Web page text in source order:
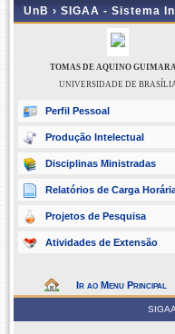
UnB › SIGAA - Sistema
TOMAS DE AQUINO
UNIVERSIDADE DE
Perfil Pessoal
Produção Intelectual
Disciplinas Ministradas
Relatórios de Carga
Projetos de Pesquisa
Atividades de Extensão
Ir ao Menu Principal